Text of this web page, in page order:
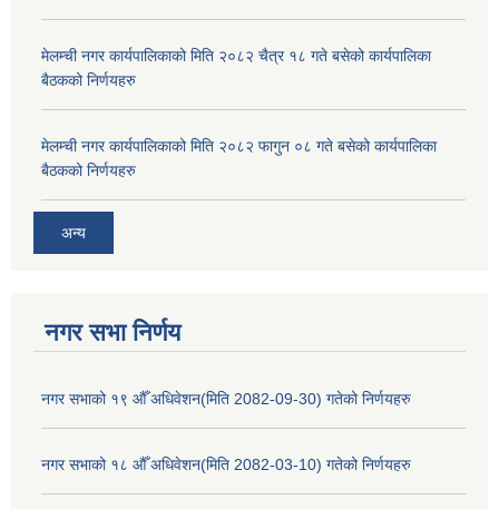
मेलम्ची नगर कार्यपालिकाको मिति २०८२ चैत्र १८ गते बसेको कार्यपालिका
बैठकको निर्णयहरु
मेलम्ची नगर कार्यपालिकाको मिति २०८२ फागुन ०८ गते बसेको कार्यपालिका
बैठकको निर्णयहरु
अन्य
नगर सभा निर्णय
नगर सभाको १९ औँ अधिवेशन(मिति 2082-09-30) गतेको निर्णयहरु
नगर सभाको १८ औँ अधिवेशन(मिति 2082-03-10) गतेको निर्णयहरु